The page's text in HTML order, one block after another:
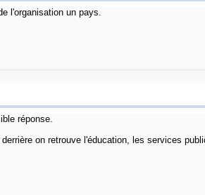
l'organisation un pays.
réponse.
on retrouve l'éducation, les services